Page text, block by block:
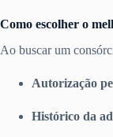
Como escolher o
Ao buscar um
Autorização
Histórico da